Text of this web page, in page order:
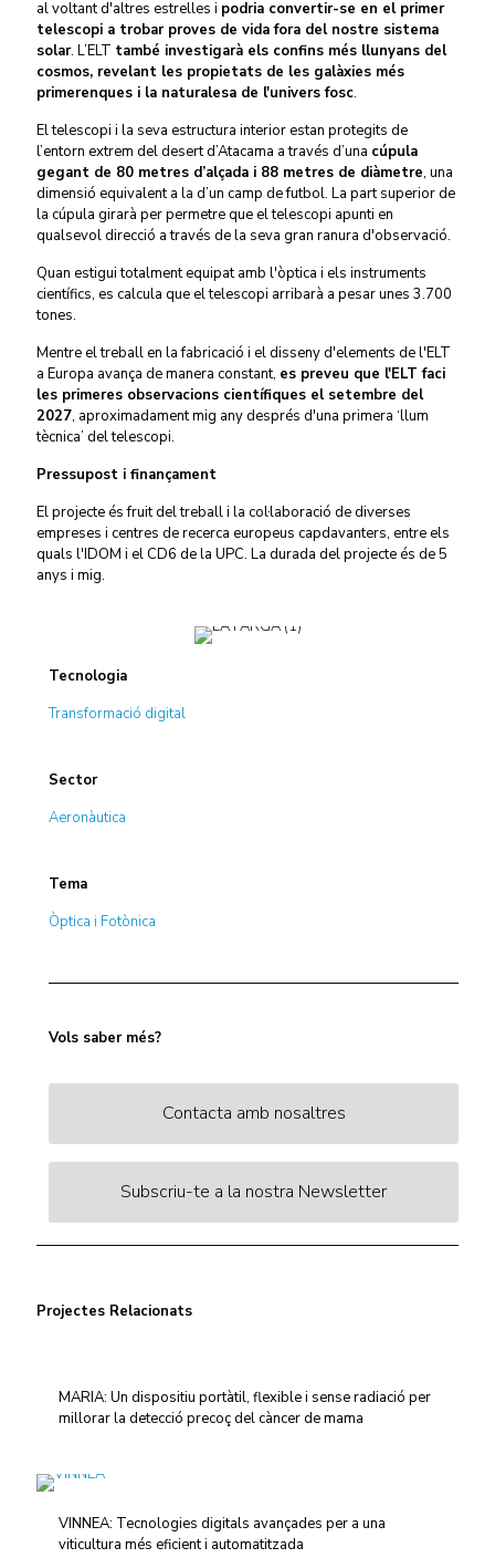
al voltant d'altres estrelles i podria convertir-se en el primer
telescopi a trobar proves de vida fora del nostre sistema
solar. L’ELT també investigarà els confins més llunyans del
cosmos, revelant les propietats de les galàxies més
primerenques i la naturalesa de l'univers fosc.
El telescopi i la seva estructura interior estan protegits de
l’entorn extrem del desert d’Atacama a través d’una cúpula
gegant de 80 metres d’alçada i 88 metres de diàmetre, una
dimensió equivalent a la d’un camp de futbol. La part superior de
la cúpula girarà per permetre que el telescopi apunti en
qualsevol direcció a través de la seva gran ranura d'observació.
Quan estigui totalment equipat amb l'òptica i els instruments
científics, es calcula que el telescopi arribarà a pesar unes 3.700
tones.
Mentre el treball en la fabricació i el disseny d'elements de l'ELT
a Europa avança de manera constant, es preveu que l'ELT faci
les primeres observacions científiques el setembre del
2027, aproximadament mig any després d'una primera ‘llum
tècnica’ del telescopi.
Pressupost i finançament
El projecte és fruit del treball i la col·laboració de diverses
empreses i centres de recerca europeus capdavanters, entre els
quals l'IDOM i el CD6 de la UPC. La durada del projecte és de 5
anys i mig.
Tecnologia
Transformació digital
Sector
Aeronàutica
Tema
Òptica i Fotònica
Vols saber més?
Contacta amb nosaltres
Subscriu-te a la nostra Newsletter
Projectes Relacionats
MARIA: Un dispositiu portàtil, flexible i sense radiació per
millorar la detecció precoç del càncer de mama
VINNEA: Tecnologies digitals avançades per a una
viticultura més eficient i automatitzada